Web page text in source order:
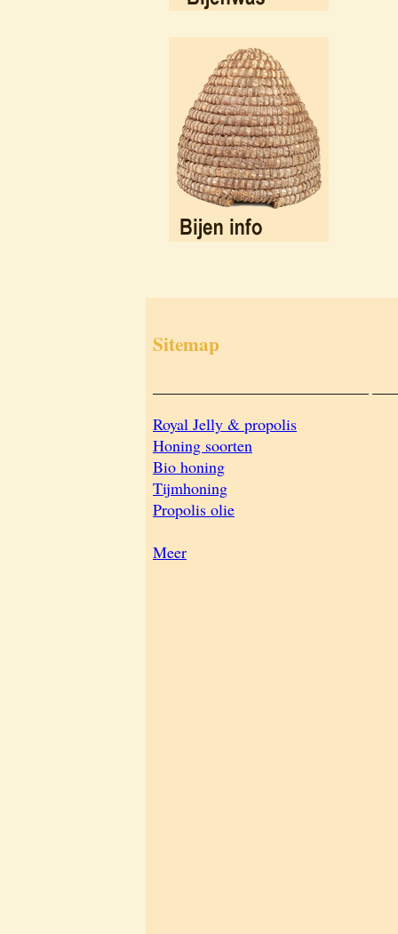
Sitemap
Royal Jelly & propolis
Honing soorten
Bio honing
Tijmhoning
Propolis olie
Meer